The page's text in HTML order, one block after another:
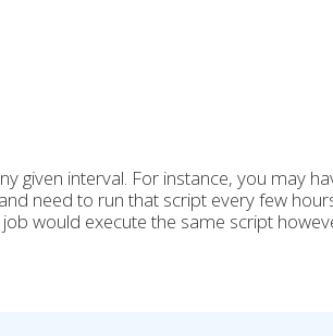
given interval. For instance, you may
need to run that script every few
would execute the same script